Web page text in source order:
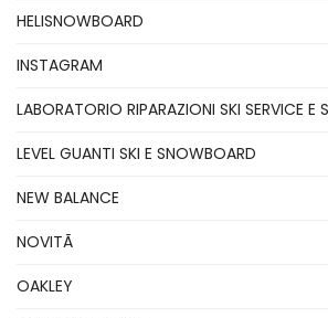
HELISNOWBOARD
INSTAGRAM
LABORATORIO RIPARAZIONI SKI SERVICE E
LEVEL GUANTI SKI E SNOWBOARD
NEW BALANCE
NOVITÃ
OAKLEY